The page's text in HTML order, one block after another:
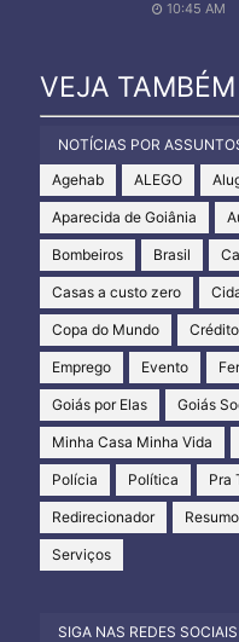
10:45 AM
VEJA TAMBÉM
NOTÍCIAS POR
Agehab
ALEGO
Aparecida de Goiânia
Bombeiros Brasil
Casas a custo zero
Copa do Mundo
Emprego Evento
Goiás por Elas Goiás
Minha Casa Minha Vida
Polícia Política Pra
Redirecionador
Serviços
SIGA NAS REDES SOCIAIS